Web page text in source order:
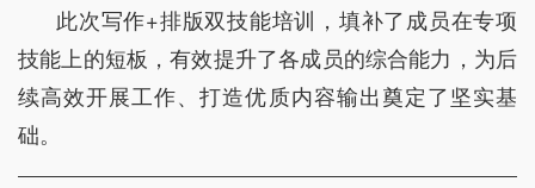
此次写作+排版双技能培训，填补了成员在专项
技能上的短板，有效提升了各成员的综合能力，为后
续高效开展工作、打造优质内容输出奠定了坚实基
础。